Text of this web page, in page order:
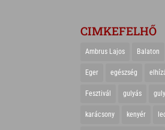
CIMKEFELHŐ
Ambrus Lajos Balaton
Eger egészség
Fesztivál gulyás
karácsony kenyér